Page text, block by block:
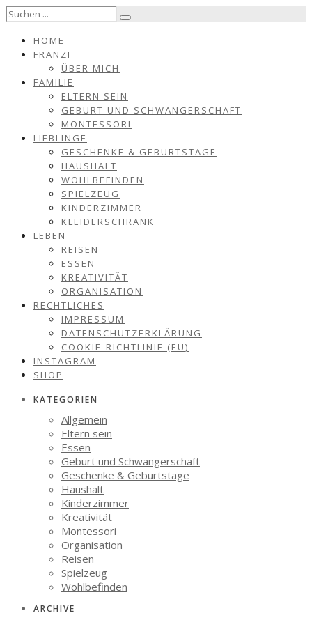
HOME
FRANZI
ÜBER MICH
FAMILIE
ELTERN SEIN
GEBURT UND SCHWANGERSCHAFT
MONTESSORI
LIEBLINGE
GESCHENKE & GEBURTSTAGE
HAUSHALT
WOHLBEFINDEN
SPIELZEUG
KINDERZIMMER
KLEIDERSCHRANK
LEBEN
REISEN
ESSEN
KREATIVITÄT
ORGANISATION
RECHTLICHES
IMPRESSUM
DATENSCHUTZERKLÄRUNG
COOKIE-RICHTLINIE (EU)
INSTAGRAM
SHOP
KATEGORIEN
Allgemein
Eltern sein
Essen
Geburt und Schwangerschaft
Geschenke & Geburtstage
Haushalt
Kinderzimmer
Kreativität
Montessori
Organisation
Reisen
Spielzeug
Wohlbefinden
ARCHIVE